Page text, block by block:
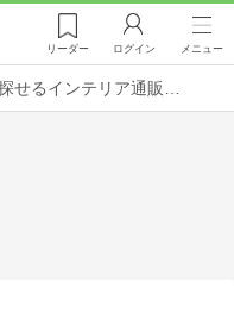
リーダー ログイン メニュー
いろのくに - 色で探せるインテリア通販サイト